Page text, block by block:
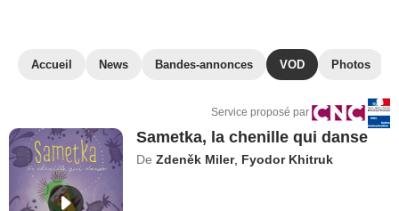
Accueil News Bandes-annonces VOD Photos
Service proposé par
Sametka, la chenille qui danse
De Zdeněk Miler, Fyodor Khitruk